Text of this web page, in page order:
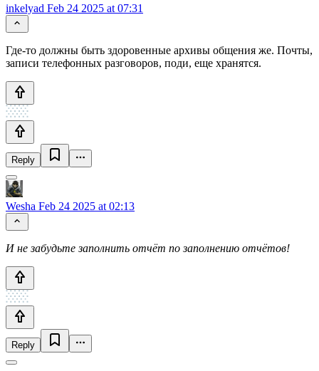
inkelyad Feb 24 2025 at 07:31
Где-то должны быть здоровенные архивы общения же. Почты,
записи телефонных разговоров, поди, еще хранятся.
Reply
Wesha Feb 24 2025 at 02:13
И не забудьте заполнить отчёт по заполнению отчётов!
Reply